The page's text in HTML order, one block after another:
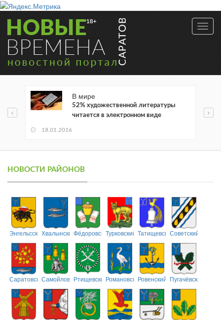
В мире
52% художественной литературы
читается в электронном виде
18.01.2016
НОВОСТИ РАЙОНОВ
ЭнгельсскийХвалынскийФёдоровскийТурковский ТатищевскийСоветский
СаратовскийСамойловскийРтищевскийРомановскийРовенский Пугачёвский